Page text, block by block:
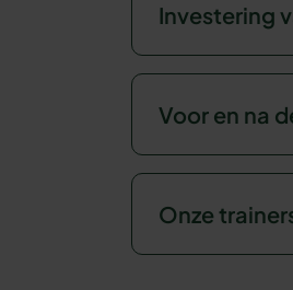
Investering
Voor en na
Onze